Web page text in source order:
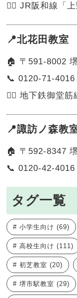
🚶‍♂️ JR阪和線「
📍北花田教室
🏠 〒591-8002
📞 0120-71-4016
🚶‍♀️ 地下鉄御堂
📍諏訪ノ森教
🏠 〒592-8347
📞 0120-42-4016
タグ一覧
小学生向け(69)
高校生向け(111)
初芝教室(20)
堺市駅教室(29)